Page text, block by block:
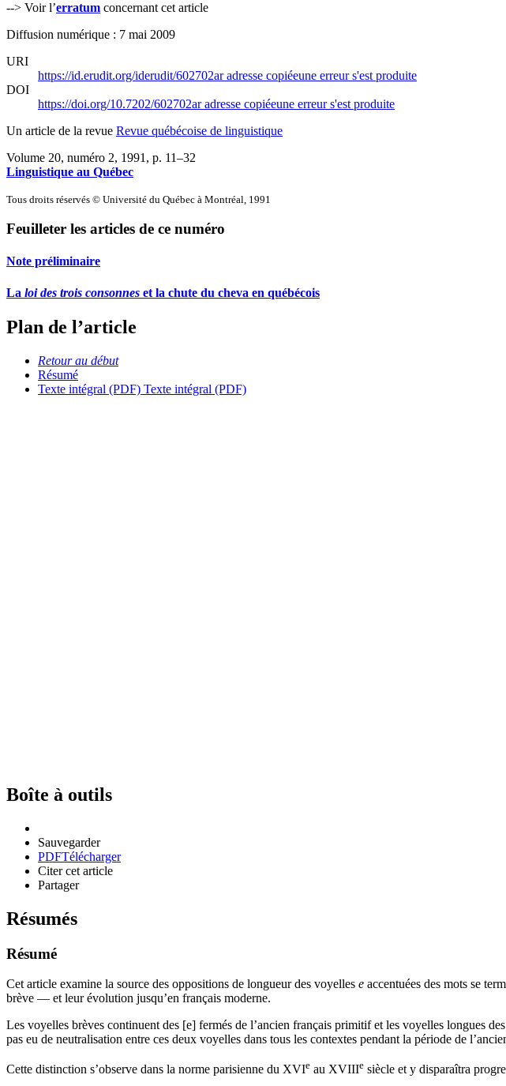
--> Voir l’erratum concernant cet article
Diffusion numérique : 7 mai 2009
URI
https://id.erudit.org/iderudit/602702aradresse copiéeune erreur s'est produite
DOI
https://doi.org/10.7202/602702aradresse copiéeune erreur s'est produite
Un article de la revue Revue québécoise de linguistique
Volume 20, numéro 2, 1991 , p. 11–32
Linguistique au Québec
Tous droits réservés © Université du Québec à Montréal, 1991
Feuilleter les articles de ce numéro
Note préliminaire
La loi des trois consonnes et la chute du cheva en québécois
Plan de l’article
Retour au début
Résumé
Texte intégral (PDF) Texte intégral (PDF)
Boîte à outils
Sauvegarder
PDFTélécharger
Citer cet article
Partager
Résumés
Résumé
Cet article examine la source des oppositions de longueur des voyelles e accentuées des mots se
brève — et leur évolution jusqu’en français moderne.
Les voyelles brèves continuent des [e] fermés de l’ancien français primitif et les voyelles longues
pas eu de neutralisation entre ces deux voyelles dans tous les contextes pendant la période de
Cette distinction s’observe dans la norme parisienne du XVIe au XVIIIe siècle et y disparaîtra